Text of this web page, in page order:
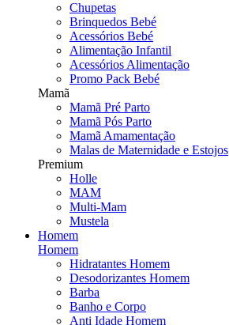
Chupetas
Brinquedos Bebé
Acessórios Bebé
Alimentação Infantil
Acessórios Alimentação
Promo Pack Bebé
Mamã
Mamã Pré Parto
Mamã Pós Parto
Mamã Amamentação
Malas de Maternidade e Estojos
Premium
Holle
MAM
Multi-Mam
Mustela
Homem
Homem
Hidratantes Homem
Desodorizantes Homem
Barba
Banho e Corpo
Anti Idade Homem